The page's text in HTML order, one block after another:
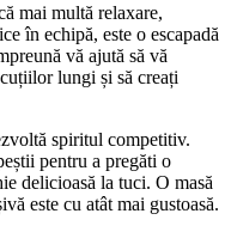
mai multă relaxare,
în echipă, este o escapadă
vă ajută să vă
lungi și să creați
spiritul competitiv.
pentru a pregăti o
delicioasă la tuci. O masă
este cu atât mai gustoasă.